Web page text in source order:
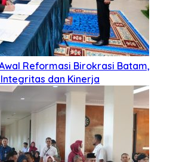
Awal Reformasi Birokrasi Batam,
dan Kinerja